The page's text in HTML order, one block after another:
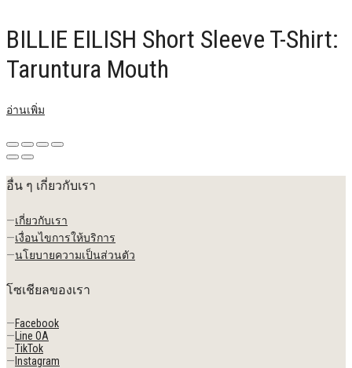
BILLIE EILISH Short Sleeve T-Shirt:
Taruntura Mouth
อ่านเพิ่ม
อื่น ๆ เกี่ยวกับเรา
—เกี่ยวกับเรา
—เงื่อนไขการให้บริการ
—นโยบายความเป็นส่วนตัว
โซเชียลของเรา
—Facebook
— Line OA
—TikTok
— Instagram